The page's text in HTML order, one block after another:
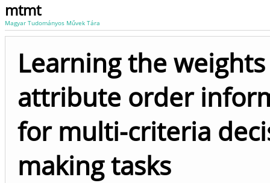
mtmt
Magyar Tudományos Művek Tára
Learning the
attribute order
for multi-criteria
making tasks